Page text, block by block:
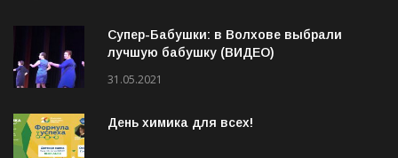
Супер-Бабушки: в Волхове выбрали
лучшую бабушку (ВИДЕО)
31.05.2021
День химика для всех!